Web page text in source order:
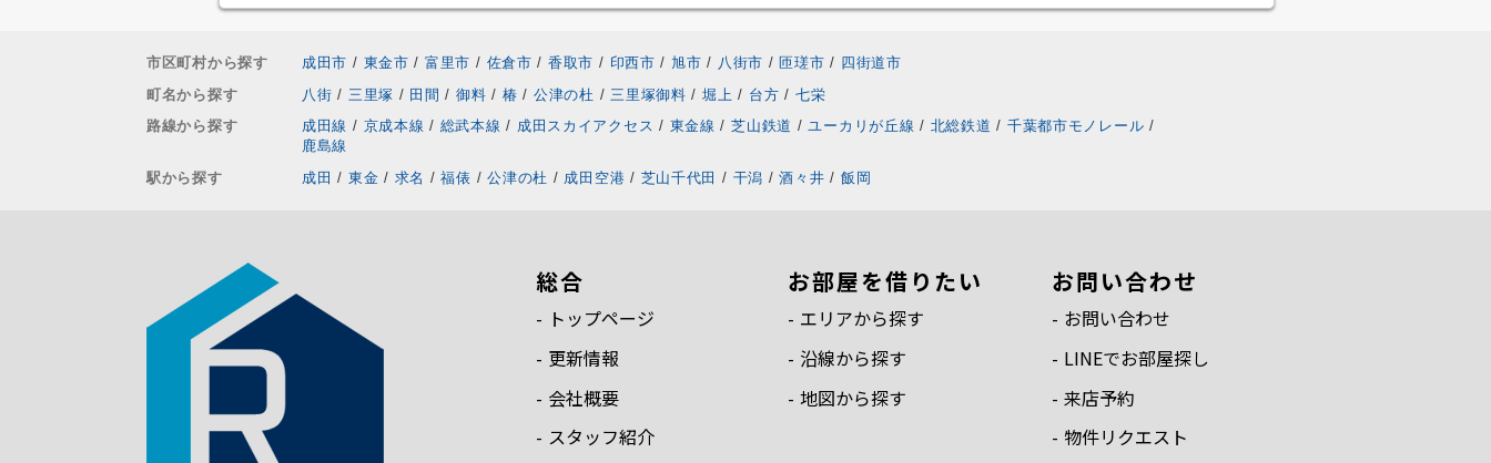
市区町村から探す 成田市 / 東金市 / 富里市 / 佐倉市 / 香取市 / 印西市 / 旭市 / 八街市 / 匝瑳市 / 四街道市
町名から探す
八街 / 三里塚 / 田間 / 御料 / 椿 / 公津の杜 / 三里塚御料 / 堀上 / 台方 / 七栄
路線から探す
成田線 / 京成本線 / 総武本線 / 成田スカイアクセス / 東金線 / 芝山鉄道 / ユーカリが丘線 / 北総鉄道 / 千葉都市モノレール /
鹿島線
駅から探す
成田 / 東金 / 求名 / 福俵 / 公津の杜 / 成田空港 / 芝山千代田 / 干潟 / 酒々井 / 飯岡
総合
トップページ
更新情報
会社概要
スタッフ紹介
お部屋を借りたい
エリアから探す
沿線から探す
地図から探す
お問い合わせ
お問い合わせ
LINEでお部屋探し
来店予約
物件リクエスト